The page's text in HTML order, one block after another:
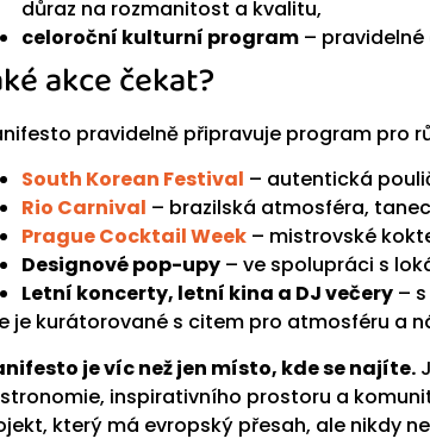
důraz na rozmanitost a kvalitu,
celoroční kulturní program –
akce čekat?
pravidelně připravuje program pro
South Korean Festival – autentická
Rio Carnival – brazilská atmosféra,
Prague Cocktail Week – mistrovské
Designové pop-upy – ve spolupráci s
Letní koncerty, letní kina a DJ večery –
je kurátorované s citem pro atmosféru a
je víc než jen místo, kde se najíte.
inspirativního prostoru a
který má evropský přesah, ale nikdy